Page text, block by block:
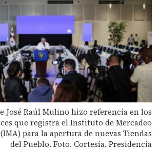
José Raúl Mulino hizo referencia en los
que registra el Instituto de Mercadeo
para la apertura de nuevas Tiendas
del Pueblo. Foto. Cortesía. Presidencia